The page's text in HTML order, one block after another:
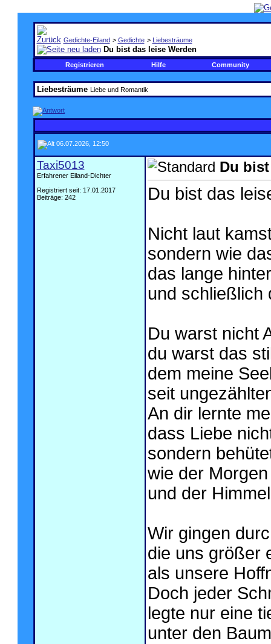
Gedichte-Eiland > Gedichte > Liebesträume
Du bist das leise Werden
Registrieren Hilfe Community
Liebesträume Liebe und Romantik
06.07.2026, 12:50
Taxi5013
Erfahrener Eiland-Dichter
Registriert seit: 17.01.2017
Beiträge: 242
Du
Du bist das
Nicht laut
sondern wie
das lange
und schließlich
Du warst nicht
du warst das
dem meine
seit
An dir lernte
dass Liebe
sondern
wie der
und der
Wir gingen
die uns größer
als unsere
Doch jeder
legte nur eine
unter den